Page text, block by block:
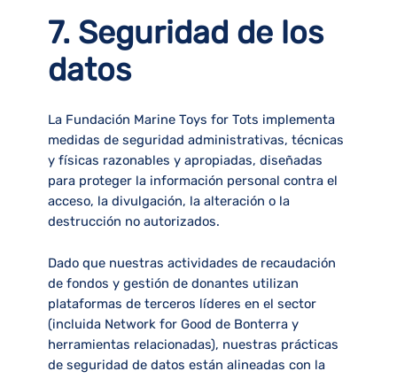
7. Seguridad de los
datos
La Fundación Marine Toys for Tots implementa
medidas de seguridad administrativas, técnicas
y físicas razonables y apropiadas, diseñadas
para proteger la información personal contra el
acceso, la divulgación, la alteración o la
destrucción no autorizados.
Dado que nuestras actividades de recaudación
de fondos y gestión de donantes utilizan
plataformas de terceros líderes en el sector
(incluida Network for Good de Bonterra y
herramientas relacionadas), nuestras prácticas
de seguridad de datos están alineadas con la